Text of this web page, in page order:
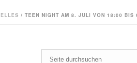
/ TEEN NIGHT AM 8. JULI VON 18:00 BIS